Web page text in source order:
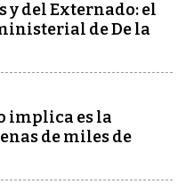
y del Externado: el
de De la
implica es la
de miles de